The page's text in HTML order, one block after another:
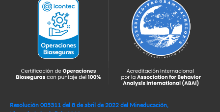
Resolución 005311 del 8 de abril de 2022 del Mineducación,